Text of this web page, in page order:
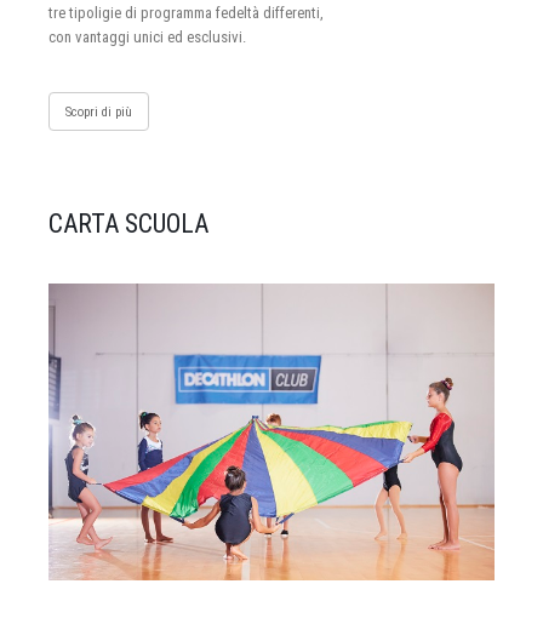
tre tipoligie di programma fedeltà differenti,
con vantaggi unici ed esclusivi.
Scopri di più
CARTA SCUOLA